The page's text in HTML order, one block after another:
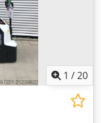
1 /20